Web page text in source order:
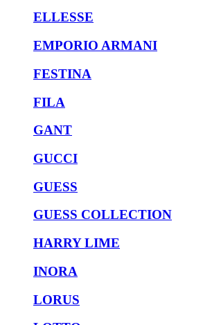
ELLESSE
EMPORIO ARMANI
FESTINA
FILA
GANT
GUCCI
GUESS
GUESS COLLECTION
HARRY LIME
INORA
LORUS